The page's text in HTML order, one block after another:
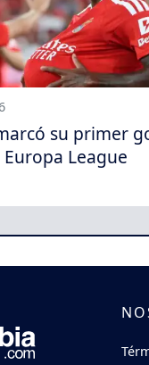
su primer
League